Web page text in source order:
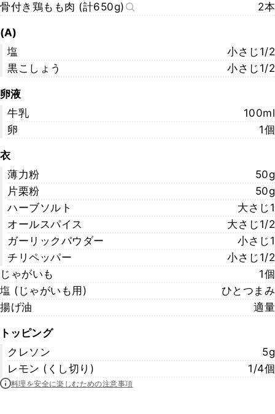
骨付き鶏もも肉 (計650g) 2本
(A)
塩
小さじ1/2
黒こしょう
小さじ1/2
卵液
牛乳
100ml
卵
1個
衣
薄力粉
50g
片栗粉
50g
ハーブソルト
大さじ1
オールスパイス
大さじ1/2
ガーリックパウダー
小さじ1
チリペッパー
小さじ1/2
じゃがいも
1個
塩 (じゃがいも用)
ひとつまみ
揚げ油
適量
トッピング
クレソン
5g
レモン (くし切り)
1/4個
料理を安全に楽しむための注意事項